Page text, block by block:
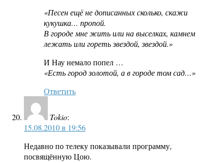
«Песен ещё не дописанных сколько, скажи
кукушка… пропой.
В городе мне жить или на выселках, камнем
лежать или гореть звездой, звездой.»
И Нау немало попел …
«Есть город золотой, а в городе том сад…»
Ответить
Tokio:
15.08.2010 в 19:56
Недавно по телеку показывали программу,
посвящённую Цою.